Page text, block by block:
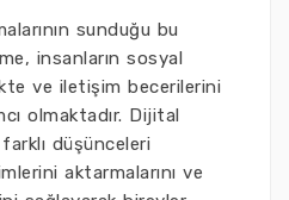
sunduğu bu
insanların sosyal
ve iletişim becerilerini
olmaktadır. Dijital
düşünceleri
aktarmalarını ve